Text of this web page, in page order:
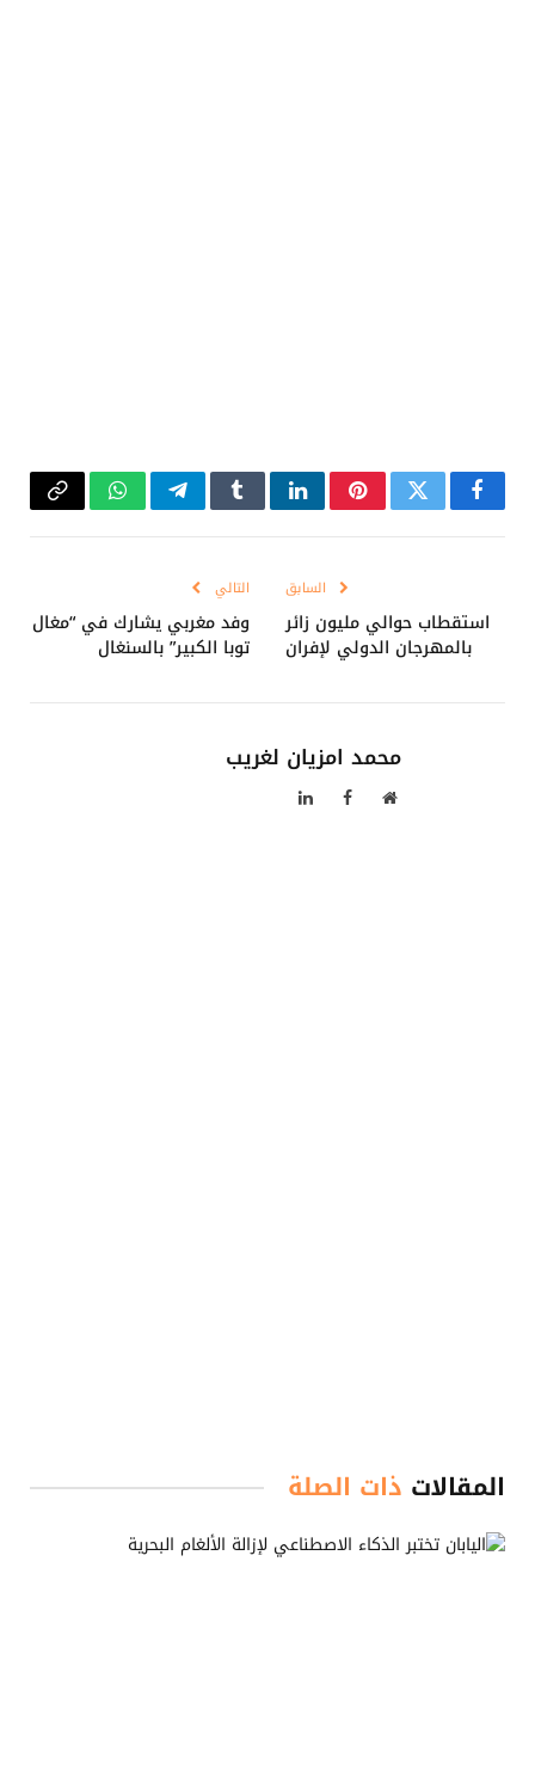
فيسبوكتويتر بينتيريستلينكدإنTumblrتيلقرامواتسابCopy
السابق
استقطاب حوالي مليون زائر
بالمهرجان الدولي لإفران
التالي
وفد مغربي يشارك في “مغال
توبا الكبير” بالسنغال
محمد امزيان لغريب
موقع فيسبوكلينكدإن
المقالات ذات الصلة